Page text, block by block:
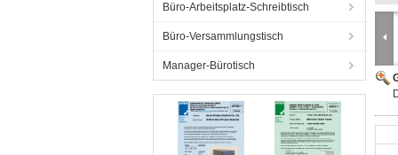
Büro-Arbeitsplatz-Schreibtisch
Büro-Versammlungstisch
Manager-Bürotisch